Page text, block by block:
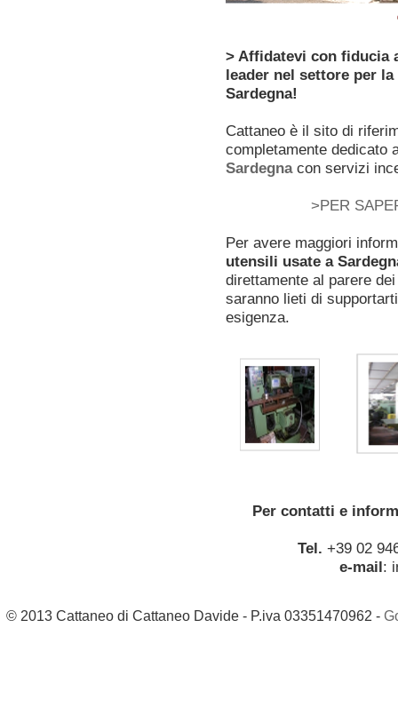
> Affidatevi con fiducia
leader nel settore per
Sardegna!
Cattaneo è il sito di
completamente dedicato
Sardegnacon servizi
>PER
Per avere maggiori
utensili usate a
direttamente al parere
saranno lieti di
esigenza.
Per contatti e
Tel. +39 02
e-mail:
© 2013 Cattaneo di Cattaneo Davide - P.iva 03351470962 -